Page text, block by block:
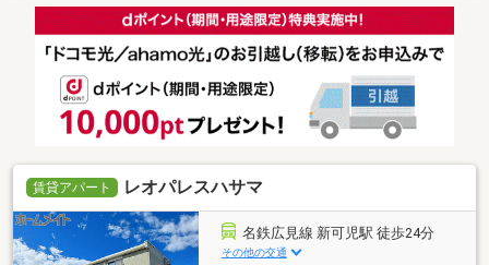
賃貸アパート レオパレスハサマ
名鉄広見線 新可児駅 徒歩24分
その他の交通